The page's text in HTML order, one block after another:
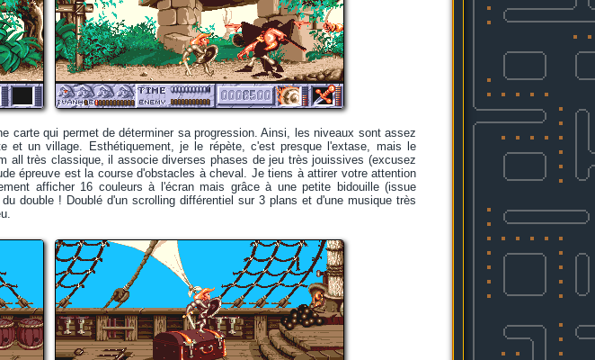
carte qui permet de déterminer sa progression. Ainsi, les niveaux sont assez
et un village. Esthétiquement, je le répète, c'est presque l'extase, mais le
all très classique, il associe diverses phases de jeu très jouissives (excusez
épreuve est la course d'obstacles à cheval. Je tiens à attirer votre attention
afficher 16 couleurs à l'écran mais grâce à une petite bidouille (issue
double ! Doublé d'un scrolling différentiel sur 3 plans et d'une musique très